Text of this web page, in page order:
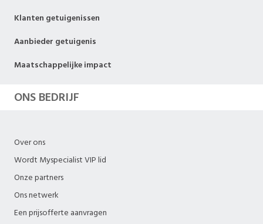
Klanten getuigenissen
Aanbieder getuigenis
Maatschappelijke impact
ONS BEDRIJF
Over ons
Wordt Myspecialist VIP lid
Onze partners
Ons netwerk
Een prijsofferte aanvragen